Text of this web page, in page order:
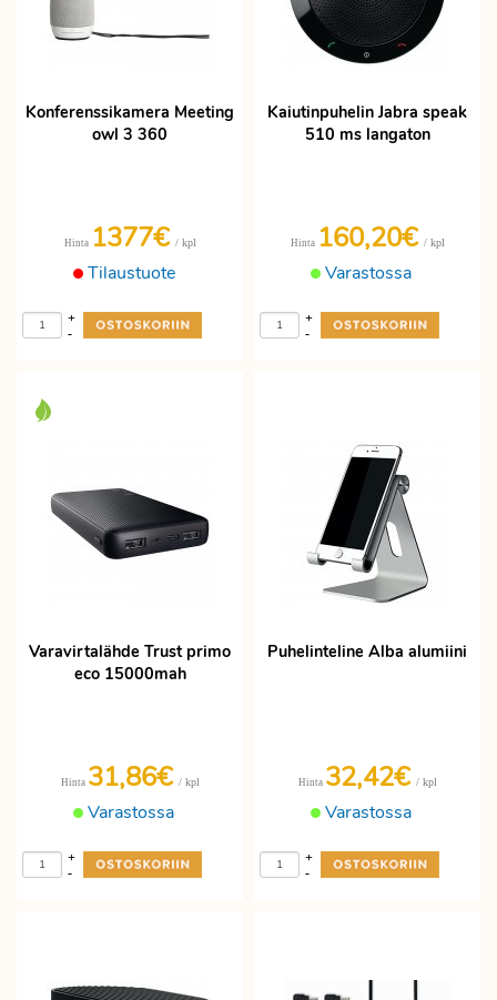
Konferenssikamera Meeting
owl 3 360
Tilaustuote
Hinta 1377€ / kpl
-
+
Kaiutinpuhelin Jabra speak
510 ms langaton
Varastossa
Hinta 160,20€ / kpl
-
+
Varavirtalähde Trust primo
eco 15000mah
Varastossa
Hinta 31,86€ / kpl
-
+
Puhelinteline Alba alumiini
Varastossa
Hinta 32,42€ / kpl
-
+